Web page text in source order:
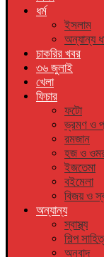
ধর্ম
ইসলাম
অন্যান্য
চাকরির খবর
৩৬ জুলাই
খেলা
ফিচার
ফটো
ভ্রমণ ও
রমজান
হজ ও
ইজতেমা
বইমেলা
বিজয় ও
অন্যান্য
স্বাস্থ্য
শিল্প
অনুবাদ